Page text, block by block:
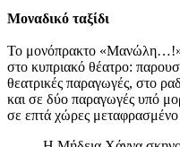
Μοναδικό ταξίδι
Το μονόπρακτο «Μανώλη…!»
στο κυπριακό θέατρο:
θεατρικές παραγωγές, στο
και σε δύο παραγωγές υπό
σε επτά χώρες